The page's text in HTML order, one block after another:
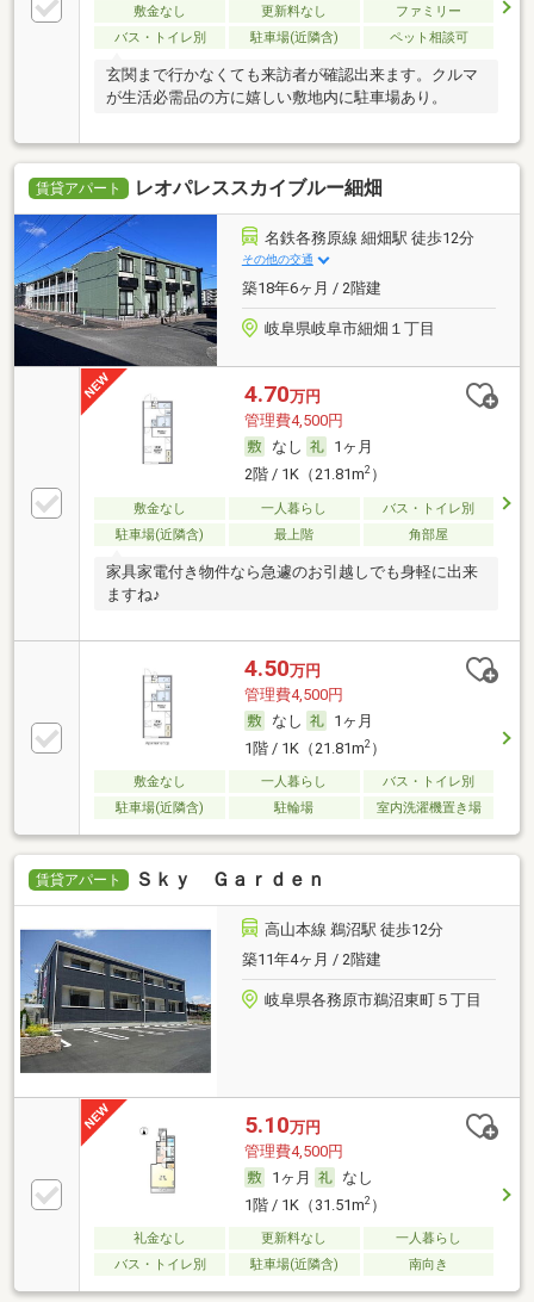
敷金なし 更新料なし
ファミリー
バス・トイレ別
駐車場(近隣含) ペット相談可
玄関まで行かなくても来訪者が確認出来ます。クルマ
が生活必需品の方に嬉しい敷地内に駐車場あり。
賃貸アパート レオパレススカイブルー細畑
名鉄各務原線 細畑駅 徒歩12分
その他の交通
築18年6ヶ月 / 2階建
岐阜県岐阜市細畑１丁目
4.70万円
管理費4,500円
なし
1ヶ月
2階 / 1K（21.81m2）
敷金なし 一人暮らし
バス・トイレ別
駐車場(近隣含)
最上階 角部屋
家具家電付き物件なら急遽のお引越しでも身軽に出来
ますね♪
4.50万円
管理費4,500円
なし
1ヶ月
1階 / 1K（21.81m2）
敷金なし 一人暮らし
バス・トイレ別
駐車場(近隣含)
駐輪場 室内洗濯機置き場
賃貸アパート Ｓｋｙ Ｇａｒｄｅｎ
高山本線 鵜沼駅 徒歩12分
築11年4ヶ月 / 2階建
岐阜県各務原市鵜沼東町５丁目
5.10万円
管理費4,500円
1ヶ月
なし
1階 / 1K（31.51m2）
礼金なし 更新料なし
一人暮らし
バス・トイレ別
駐車場(近隣含) 南向き